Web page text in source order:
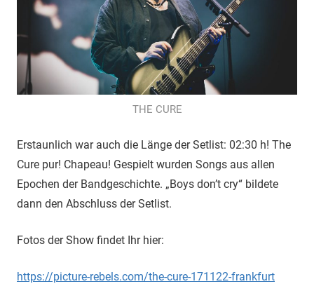
THE CURE
Erstaunlich war auch die Länge der Setlist: 02:30 h! The
Cure pur! Chapeau! Gespielt wurden Songs aus allen
Epochen der Bandgeschichte. „Boys don’t cry“ bildete
dann den Abschluss der Setlist.
Fotos der Show findet Ihr hier:
https://picture-rebels.com/the-cure-171122-frankfurt